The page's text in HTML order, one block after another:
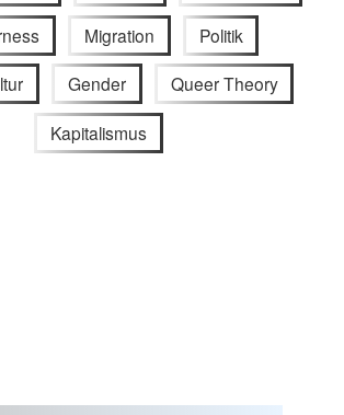
Migration Politik
Gender Queer Theory
Kapitalismus